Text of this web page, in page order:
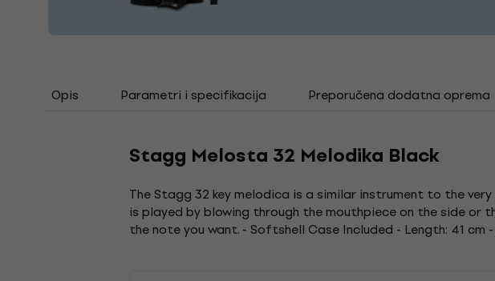
Opis Parametri i specifikacija Preporučena dodatna oprema
Stagg Melosta 32 Melodika Black
The Stagg 32 key melodica is a similar instrument to the
is played by blowing through the mouthpiece on the side or
the note you want. - Softshell Case Included - Length: 41 cm